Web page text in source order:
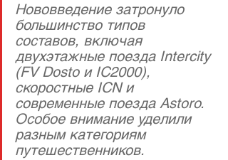
Нововведение затронуло
большинство типов
составов, включая
двухэтажные поезда Intercity
(FV Dosto и IC2000),
скоростные ICN и
современные поезда Astoro.
Особое внимание уделили
разным категориям
путешественников.